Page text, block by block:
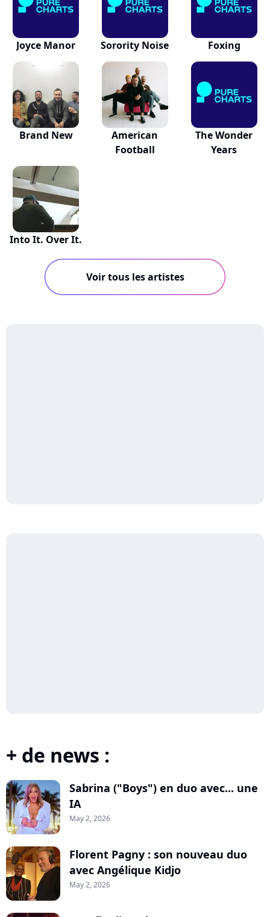
Joyce Manor Sorority Noise Foxing
Brand New
American
Football
The Wonder
Years
Into It. Over It.
Voir tous les artistes
+ de news :
Sabrina ("Boys") en duo avec... une
IA
May 2, 2026
Florent Pagny : son nouveau duo
avec Angélique Kidjo
May 2, 2026